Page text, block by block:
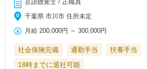
言語聴覚士 / 正職員
千葉県 市川市 住所未定
月給 200,000円 ～300,000円
社会保険完備 通勤手当
扶養手当
18時までに退社可能